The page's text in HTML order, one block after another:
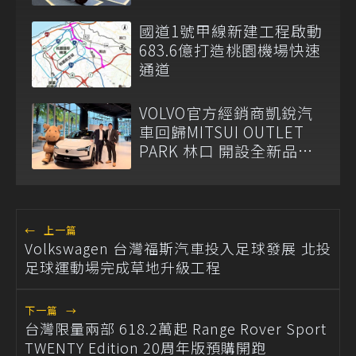
國道1號甲線新建工程啟動
683.6億打造桃園機場快速
通道
VOLVO官方經銷商凱銳汽
車回歸MITSUI OUTLET
PARK 林口 開設全新品牌
← 上一篇
Volkswagen 台灣福斯汽車投入足球發展 北投
足球運動場完成草地升級工程
下一篇 →
台灣限量兩部 618.2萬起 Range Rover Sport
TWENTY Edition 20周年版預購開跑